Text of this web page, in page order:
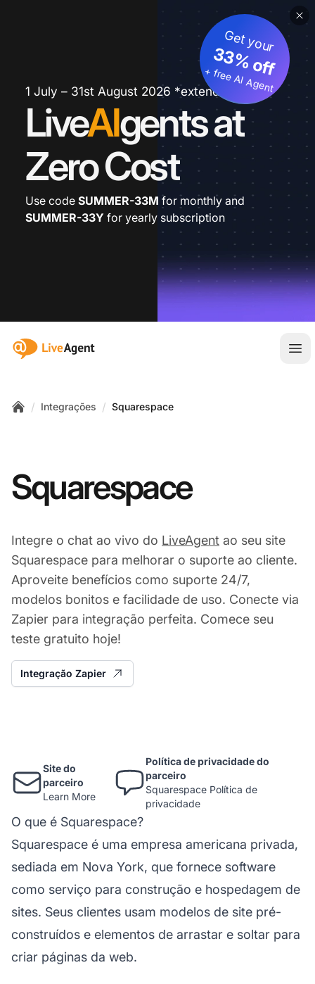
1 July – 31st August 2026 *extended
LiveAIgents at
Zero Cost
Get your
33% off
+ free AI Agent
Use code SUMMER-33M for monthly and
SUMMER-33Y for yearly subscription
:site.title
/ Integrações / Squarespace
Squarespace
Integre o chat ao vivo do LiveAgent ao seu site
Squarespace para melhorar o suporte ao cliente.
Aproveite benefícios como suporte 24/7,
modelos bonitos e facilidade de uso. Conecte via
Zapier para integração perfeita. Comece seu
teste gratuito hoje!
Integração Zapier
Site do
parceiro
Learn More
Política de privacidade do
parceiro
Squarespace Política de
privacidade
O que é Squarespace?
Squarespace é uma empresa americana privada,
sediada em Nova York, que fornece software
como serviço para construção e hospedagem de
sites. Seus clientes usam modelos de site pré-
construídos e elementos de arrastar e soltar para
criar páginas da web.